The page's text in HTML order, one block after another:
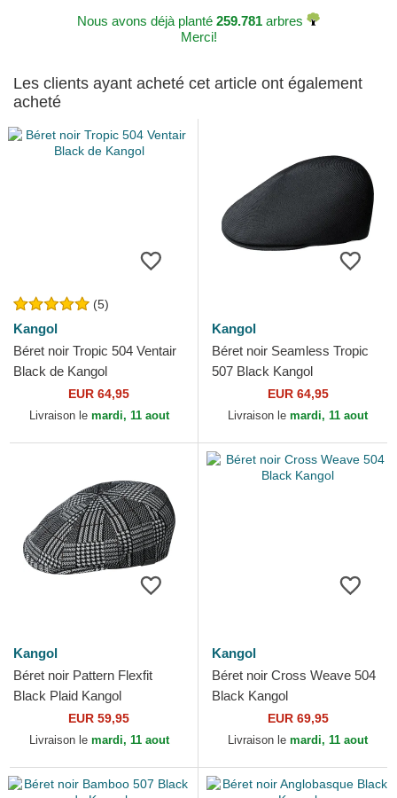
Nous avons déjà planté 259.781 arbres
Merci!
Les clients ayant acheté cet article ont également
acheté
(5)
Kangol
Béret noir Tropic 504 Ventair
Black de Kangol
EUR 64,95
Livraison le mardi, 11 aout
Kangol
Béret noir Seamless Tropic
507 Black Kangol
EUR 64,95
Livraison le mardi, 11 aout
Kangol
Béret noir Pattern Flexfit
Black Plaid Kangol
EUR 59,95
Livraison le mardi, 11 aout
Kangol
Béret noir Cross Weave 504
Black Kangol
EUR 69,95
Livraison le mardi, 11 aout